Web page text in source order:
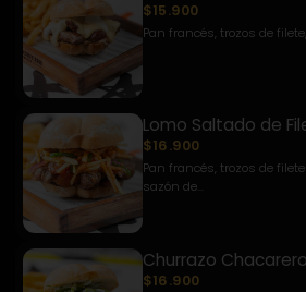
$15.900
Pan francés, trozos de
Lomo Saltado de
$16.900
Pan francés, trozos de
sazón de...
Churrazo
$16.900